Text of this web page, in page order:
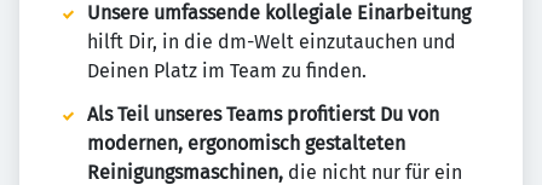
Unsere umfassende kollegiale Einarbeitung
hilft Dir, in die dm-Welt einzutauchen und
Deinen Platz im Team zu finden.
Als Teil unseres Teams profitierst Du von
modernen, ergonomisch gestalteten
Reinigungsmaschinen, die nicht nur für ein